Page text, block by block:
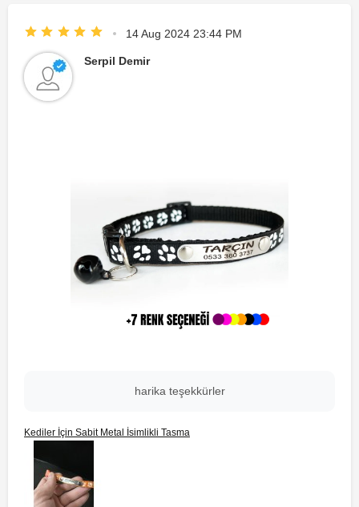
14 Aug 2024 23:44 PM
Serpil Demir
harika teşekkürler
Kediler İçin Sabit Metal İsimlikli Tasma